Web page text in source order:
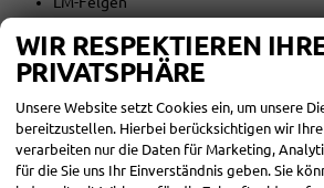
Umwelt
Abgaskonzept EU6e
START-STOPP-Automatik
Sonstiges
WIR RESPEKTIEREN
PRIVATSPHÄRE
Unsere Website setzt Cookies ein, um unsere
bereitzustellen. Hierbei berücksichtigen wir
verarbeiten nur die Daten für Marketing,
für die Sie uns Ihr Einverständnis geben. Sie